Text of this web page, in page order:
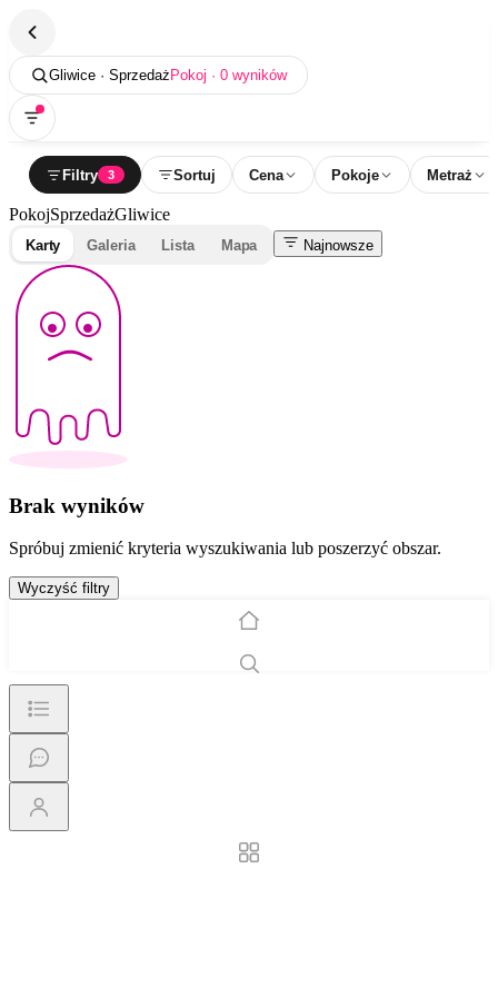
Gliwice · Sprzedaż Pokoj · 0 wyników
Filtry 3 Sortuj Cena Pokoje Metraż
PokojSprzedażGliwice
Karty Galeria Lista Mapa Najnowsze
Brak wyników
Spróbuj zmienić kryteria wyszukiwania lub poszerzyć obszar.
Wyczyść filtry